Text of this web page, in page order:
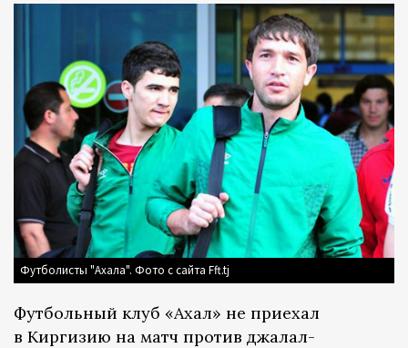
Футболисты "Ахала". Фото с сайта Fft.tj
Футбольный клуб «Ахал» не приехал
в Киргизию на матч против джалал-